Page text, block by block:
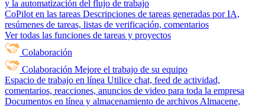
y la automatización del flujo de trabajo
CoPilot en las tareas Descripciones de tareas generadas por IA,
resúmenes de tareas, listas de verificación, comentarios
Ver todas las funciones de tareas y proyectos
Colaboración
Colaboración Mejore el trabajo de su equipo
Espacio de trabajo en línea Utilice chat, feed de actividad,
comentarios, reacciones, anuncios de video para toda la empresa
Documentos en línea y almacenamiento de archivos Almacene,